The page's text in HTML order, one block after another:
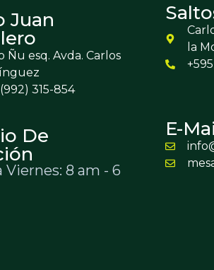
Juan
Ñu esq. Avda. Carlos
315-854
la
De
Viernes: 8 am - 6
E-